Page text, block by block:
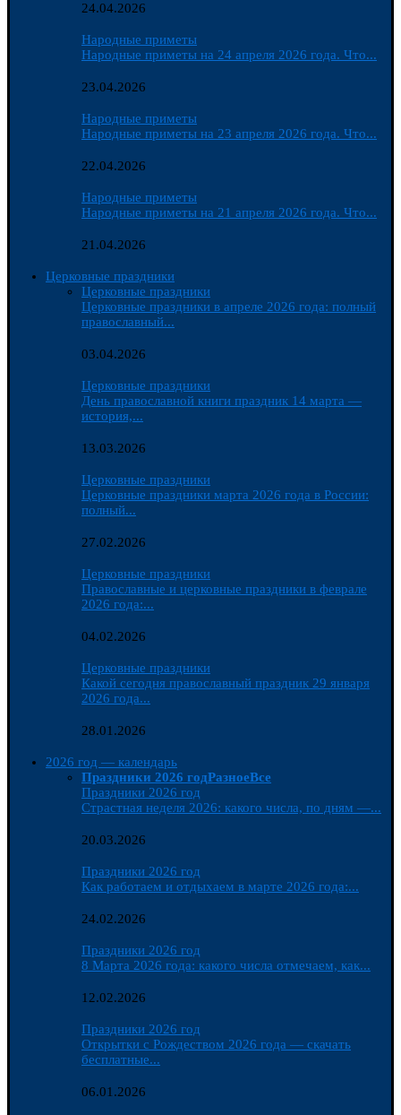
24.04.2026
Народные приметы
Народные приметы на 24 апреля 2026 года. Что...
23.04.2026
Народные приметы
Народные приметы на 23 апреля 2026 года. Что...
22.04.2026
Народные приметы
Народные приметы на 21 апреля 2026 года. Что...
21.04.2026
Церковные праздники
Церковные праздники
Церковные праздники в апреле 2026 года: полный
православный...
03.04.2026
Церковные праздники
День православной книги праздник 14 марта —
история,...
13.03.2026
Церковные праздники
Церковные праздники марта 2026 года в России:
полный...
27.02.2026
Церковные праздники
Православные и церковные праздники в феврале
2026 года:...
04.02.2026
Церковные праздники
Какой сегодня православный праздник 29 января
2026 года...
28.01.2026
2026 год — календарь
Праздники 2026 годРазноеВсе
Праздники 2026 год
Страстная неделя 2026: какого числа, по дням —...
20.03.2026
Праздники 2026 год
Как работаем и отдыхаем в марте 2026 года:...
24.02.2026
Праздники 2026 год
8 Марта 2026 года: какого числа отмечаем, как...
12.02.2026
Праздники 2026 год
Открытки с Рождеством 2026 года — скачать
бесплатные...
06.01.2026